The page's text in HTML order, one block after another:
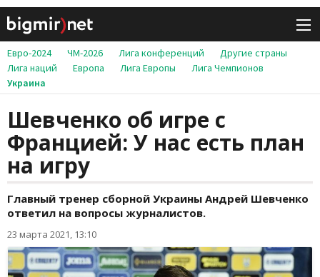
Евро-2024 ЧМ-2026 Лига конференций
Другие страны
Лига наций
Европа Лига Европы
Лига Чемпионов
Украина
Шевченко об игре с
Францией: У нас есть план
на игру
Главный тренер сборной Украины Андрей Шевченко
ответил на вопросы журналистов.
23 марта 2021, 13:10